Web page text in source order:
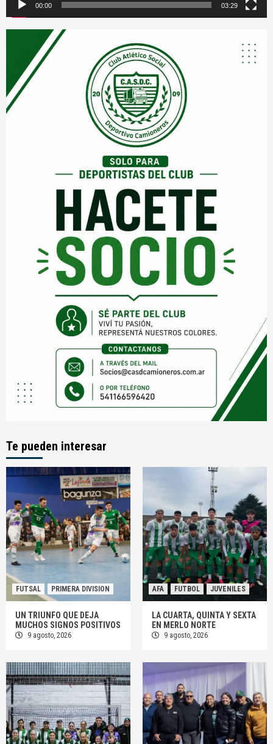
00:00 03:29
Te pueden interesar
FUTSAL PRIMERA DIVISION
UN TRIUNFO QUE DEJA
MUCHOS SIGNOS POSITIVOS
9 agosto, 2026
AFA FUTBOL JUVENILES
LA CUARTA, QUINTA Y SEXTA
EN MERLO NORTE
9 agosto, 2026